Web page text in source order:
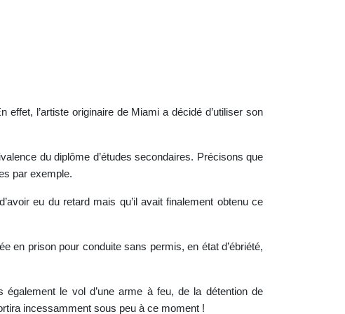
l’artiste originaire de Miami a décidé d’utiliser son
du diplôme d’études secondaires. Précisons que
par exemple.
eu du retard mais qu’il avait finalement obtenu ce
en prison pour conduite sans permis, en état d’ébriété,
le vol d’une arme à feu, de la détention de
incessamment sous peu à ce moment !